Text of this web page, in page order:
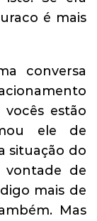
é mais
conversa
estão
ele de
situação do
de
mais de
Mas